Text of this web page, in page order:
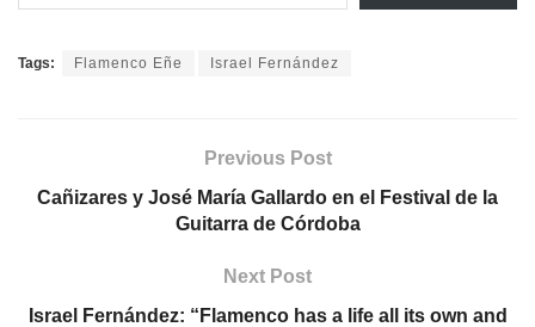
Tags: Flamenco Eñe Israel Fernández
Previous Post
Cañizares y José María Gallardo en el Festival de la
Guitarra de Córdoba
Next Post
Israel Fernández: “Flamenco has a life all its own and